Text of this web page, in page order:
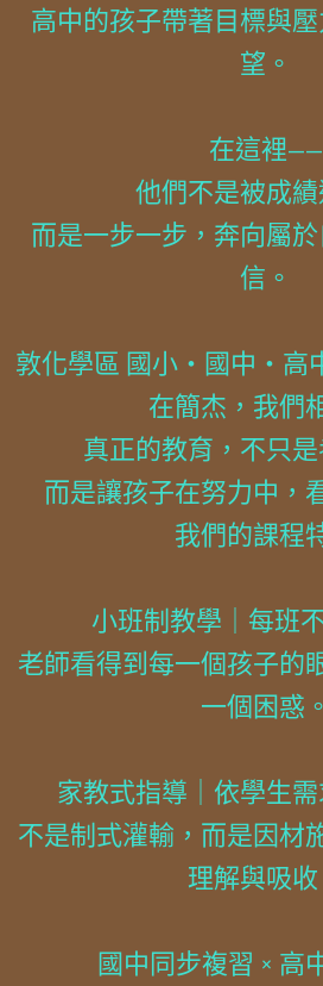
高中的孩子帶著目標與
望。
在這裡——
他們不是被成績
而是一步一步，奔向屬
信。
敦化學區 國小・國中・高
在簡杰，我們
真正的教育，不只是
而是讓孩子在努力中，
我們的課程
小班制教學｜每班
老師看得到每一個孩子的
一個困惑。
家教式指導｜依學生
不是制式灌輸，而是因材
理解與吸收
國中同步複習 × 高